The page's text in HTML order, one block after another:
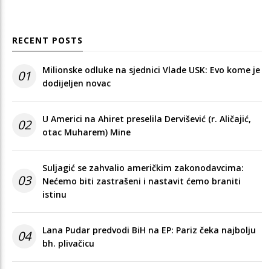
RECENT POSTS
01
Milionske odluke na sjednici Vlade USK: Evo kome je
dodijeljen novac
02
U Americi na Ahiret preselila Dervišević (r. Aličajić,
otac Muharem) Mine
03
Suljagić se zahvalio američkim zakonodavcima:
Nećemo biti zastrašeni i nastavit ćemo braniti
istinu
04
Lana Pudar predvodi BiH na EP: Pariz čeka najbolju
bh. plivačicu